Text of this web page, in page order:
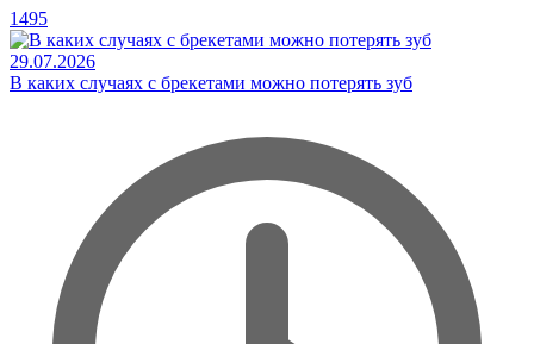
1495
29.07.2026
В каких случаях с брекетами можно потерять зуб